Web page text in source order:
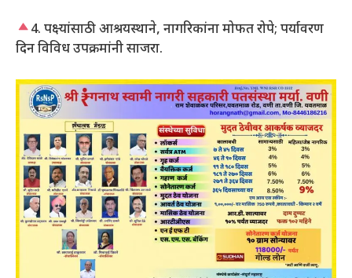
4. पक्ष्यांसाठी आश्रयस्थाने, नागरिकांना मोफत रोपे; पर्यावरण
दिन विविध उपक्रमांनी साजरा.